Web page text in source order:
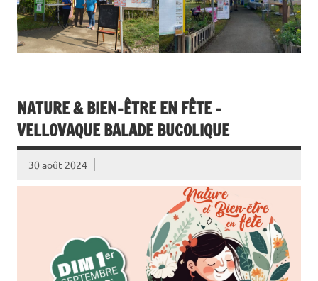
NATURE & BIEN-ÊTRE EN FÊTE –
VELLOVAQUE BALADE BUCOLIQUE
30 août 2024